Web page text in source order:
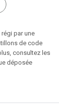
par une
de code
consultez les
déposée